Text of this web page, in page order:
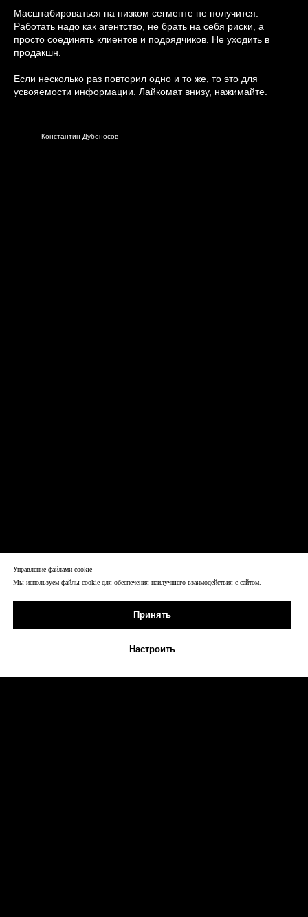
Масштабироваться на низком сегменте не получится.
Работать надо как агентство, не брать на себя риски, а
просто соединять клиентов и подрядчиков. Не уходить в
продакшн.
Если несколько раз повторил одно и то же, то это для
усвояемости информации. Лайкомат внизу, нажимайте.
Константин Дубоносов
Управление файлами cookie
Мы используем файлы cookie для обеспечения наилучшего взаимодействия с сайтом.
Принять
Настроить